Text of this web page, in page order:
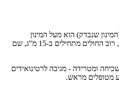
30 מ"ג (המינון שנבדק) הוא מעל המינון
הסטנדרטי (15 מ"ג) - בפרקטיקה, רוב החולים מתחילים ב-15 מ"ג, שם
ומטרידה - מגיבה לרטינואידים
מטופלים מראש.